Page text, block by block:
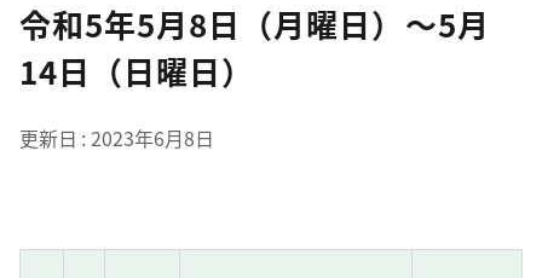
令和5年5月8日（月曜日）～5月
14日（日曜日）
更新日 2023年6月8日